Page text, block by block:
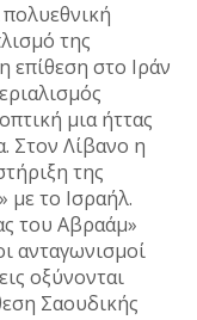
της
επίθεση στο Ιράν
μια ήττας
Στον Λίβανο η
της
με το Ισραήλ.
του Αβραάμ»
ανταγωνισμοί
οξύνονται
Σαουδικής